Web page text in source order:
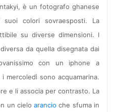
è un fotografo ghanese
colori sovraesposti. La
su diverse dimensioni. I
da quella disegnata dai
con un iphone a
mercoledì sono acquamarina.
e li associa per contrasto. La
un cieloarancio che sfuma in